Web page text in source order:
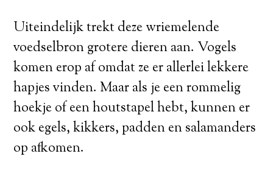
Uiteindelijk trekt deze wriemelende
voedselbron grotere dieren aan. Vogels
komen erop af omdat ze er allerlei lekkere
hapjes vinden. Maar als je een rommelig
hoekje of een houtstapel hebt, kunnen er
ook egels, kikkers, padden en salamanders
op afkomen.